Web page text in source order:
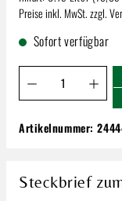
Preise inkl. MwSt. zzgl.
Sofort verfügbar
Produkt Anzahl:
Emile Beyer
14,89 €
Artikelnummer:
Steckbrief